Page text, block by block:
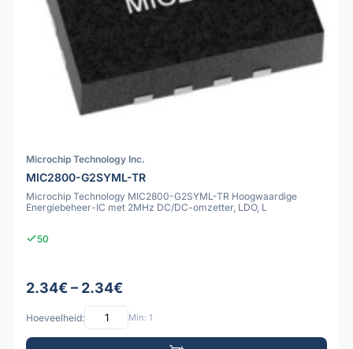
Microchip Technology Inc.
MIC2800-G2SYML-TR
Microchip Technology MIC2800-G2SYML-TR Hoogwaardige
Energiebeheer-IC met 2MHz DC/DC-omzetter, LDO, L
50
2.34€ – 2.34€
Hoeveelheid: Min: 1